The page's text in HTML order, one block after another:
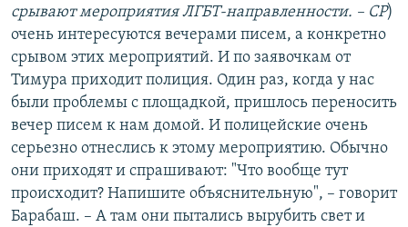
срывают мероприятия ЛГБТ-направленности. – СР)
очень интересуются вечерами писем, а конкретно
срывом этих мероприятий. И по заявочкам от
Тимура приходит полиция. Один раз, когда у нас
были проблемы с площадкой, пришлось переносить
вечер писем к нам домой. И полицейские очень
серьезно отнеслись к этому мероприятию. Обычно
они приходят и спрашивают: "Что вообще тут
происходит? Напишите объяснительную", – говорит
Барабаш. – А там они пытались вырубить свет и